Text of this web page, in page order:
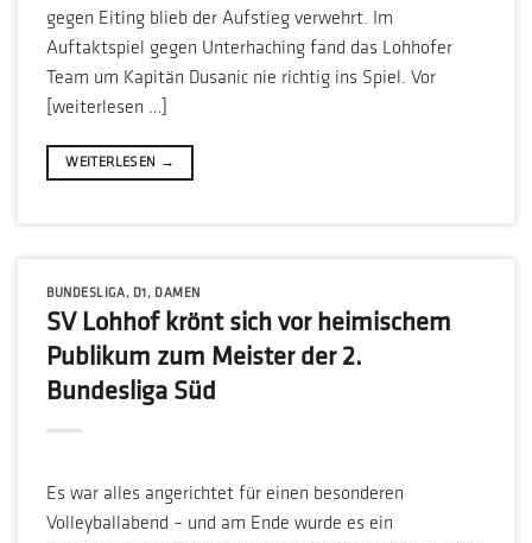
gegen Eiting blieb der Aufstieg verwehrt. Im
Auftaktspiel gegen Unterhaching fand das Lohhofer
Team um Kapitän Dusanic nie richtig ins Spiel. Vor
[weiterlesen …]
WEITERLESEN →
BUNDESLIGA, D1 , DAMEN
SV Lohhof krönt sich vor heimischem
Publikum zum Meister der 2.
Bundesliga Süd
Es war alles angerichtet für einen besonderen
Volleyballabend – und am Ende wurde es ein